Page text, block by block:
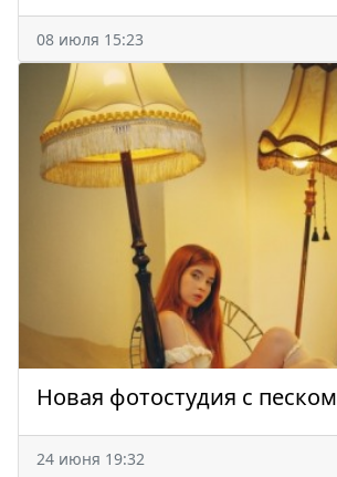
08 июля 15:23
Новая фотостудия с песком
24 июня 19:32